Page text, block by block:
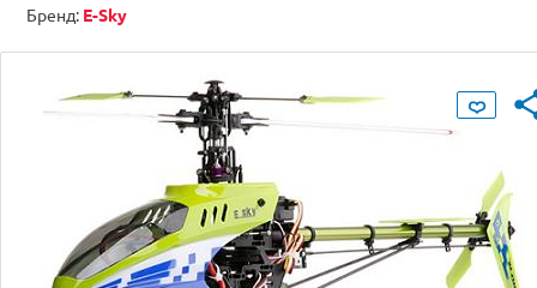
Бренд: E-Sky